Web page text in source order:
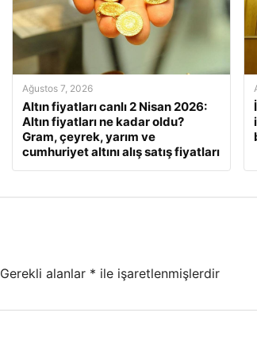
Ağustos 7, 2026
Altın fiyatları canlı 2 Nisan 2026:
Altın fiyatları ne kadar oldu?
Gram, çeyrek, yarım ve
cumhuriyet altını alış satış fiyatları
Gerekli alanlar * ile işaretlenmişlerdir